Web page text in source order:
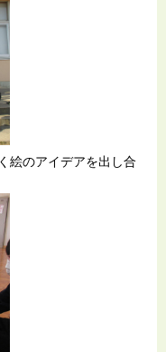
絵のアイデアを出し合